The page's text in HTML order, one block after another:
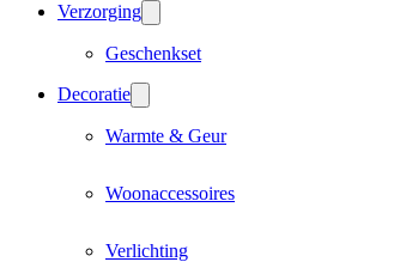
Verzorging
Geschenkset
Decoratie
Warmte & Geur
Woonaccessoires
Verlichting